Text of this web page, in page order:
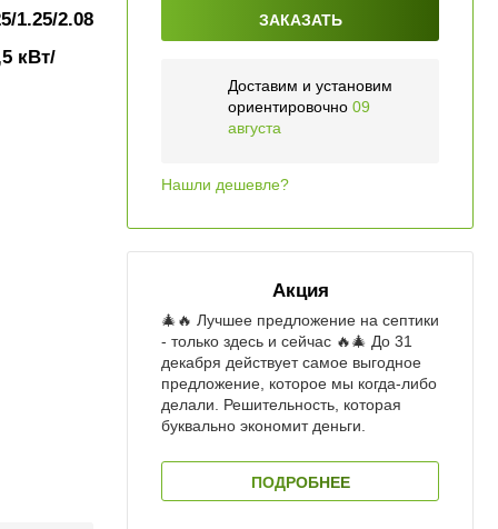
1.25/2.08
кВт/
ЗАКАЗАТЬ
Доставим и установим
ориентировочно 09
августа
Нашли дешевле?
Акция
🎄🔥 Лучшее предложение на септики
- только здесь и сейчас 🔥🎄 До 31
декабря действует самое выгодное
предложение, которое мы когда-либо
делали. Решительность, которая
буквально экономит деньги.
ПОДРОБНЕЕ